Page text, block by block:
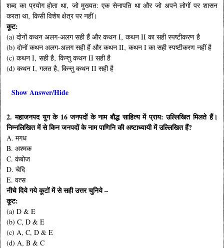
शब्द का प्रयोग होता था‚ जो मुख्यत: एक सेनापति था और जो अपने लोगों पर शासन
करता था‚ किसी विशेष क्षेत्र पर नहीं।
कूट:
(a) दोनों कथन अलग-अलग सही हैं और कथन I‚ कथन II का सही स्पष्टीकरण है
(b) दोनों कथन अलग-अलग सही हैं और कथन II‚ कथन I का सही स्पष्टीकरण नहीं है
(c) कथन I‚ सही है‚ किन्तु कथन II सही है
(d) कथन I‚ गलत है‚ किन्तु कथन II सही है
Show Answer/Hide
2. महाजनपद युग के 16 जनपदों के नाम बौद्ध साहित्य में प्राय: उल्लिखित मिलते हैं।
निम्नलिखित में से किन जनपदों के नाम पाणिनि की अष्टाध्यायी में उल्लिखित हैं?
A. मगध
B. अश्मक
C. कंबोज
D. चेदि
E. वत्स
नीचे दिये गये कूटों में से सही उत्तर चुनिये –
कूट:
(a) D & E
(b) C, D & E
(c) A, C, D & E
(d) A, B & C